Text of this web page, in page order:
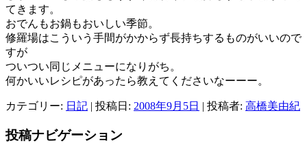
てきます。
おでんもお鍋もおいしい季節。
修羅場はこういう手間がかからず長持ちするものがいいので
すが
ついつい同じメニューになりがち。
何かいいレシピがあったら教えてくださいなーーー。
カテゴリー: 日記 | 投稿日: 2008年9月5日 | 投稿者: 高橋美由紀
投稿ナビゲーション